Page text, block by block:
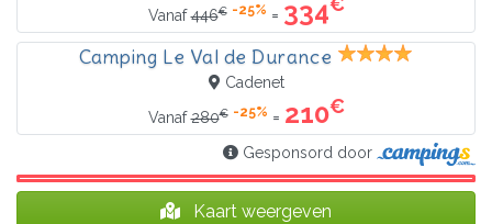
Vanaf446€ -25% = 334
Camping Le Val de Durance
Cadenet
Vanaf280€ -25% = 210€
Gesponsord door
Kaart weergeven